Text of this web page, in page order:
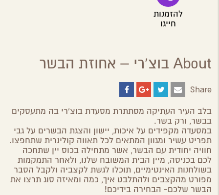
להזמנות
חייגו
About בוצ'רי – אחוזת הבשר
Share
Email
Twitter
Google
Plus
בלב העיר העתיקה מסתתרת מסעדת בוצ'רי בה מתעסקים
בבשר, ורק בשר.
במסעדה מקפידים על איכות, יישון והצגת הבשרים על גבי
תפריט עשיר ומגוון המתאים לכל תאווה קולינרית שתחפצו.
חוויה יחודית עם הבשר, אשר מתחילה בכוס יין שתחכה
לכם בכניסה, מיין הבית המשובח שלנו, ולאחר התמקמות
בשולחנות האינטימיים, תוכלו לגשת לקצביה ולקבל הסבר
מפורט מהקצבים ולהתלבט איך, כמה ומאיזה סוג תרצו את
הבשר שלכם- הבחירה בידיכם!